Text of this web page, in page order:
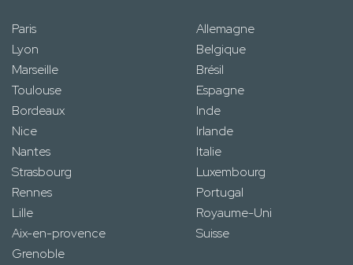
Paris
Lyon
Marseille
Toulouse
Bordeaux
Nice
Nantes
Strasbourg
Rennes
Lille
Aix-en-provence
Grenoble
Allemagne
Belgique
Brésil
Espagne
Inde
Irlande
Italie
Luxembourg
Portugal
Royaume-Uni
Suisse